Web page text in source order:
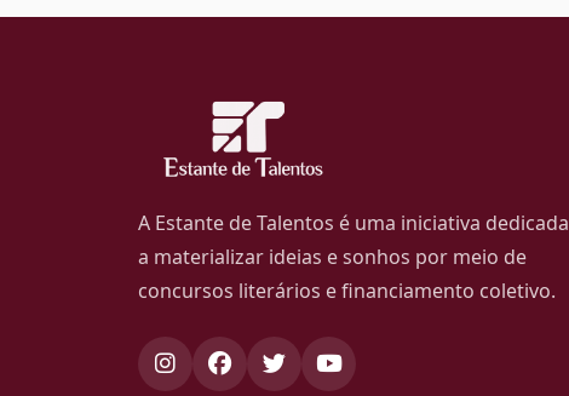
A Estante de Talentos é uma iniciativa dedicada
a materializar ideias e sonhos por meio de
concursos literários e financiamento coletivo.